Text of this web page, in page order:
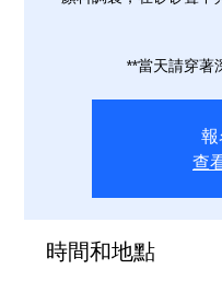
**當天請穿著
報
查
時間和地點